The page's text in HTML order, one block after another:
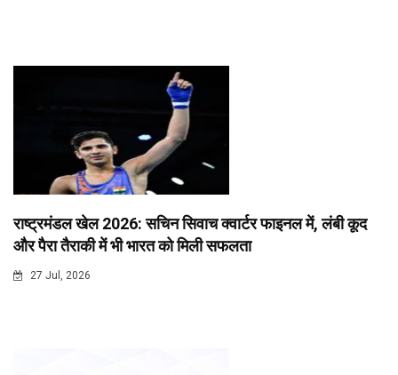
राष्ट्रमंडल खेल 2026: सचिन सिवाच क्वार्टर फाइनल में, लंबी कूद
और पैरा तैराकी में भी भारत को मिली सफलता
27 Jul, 2026